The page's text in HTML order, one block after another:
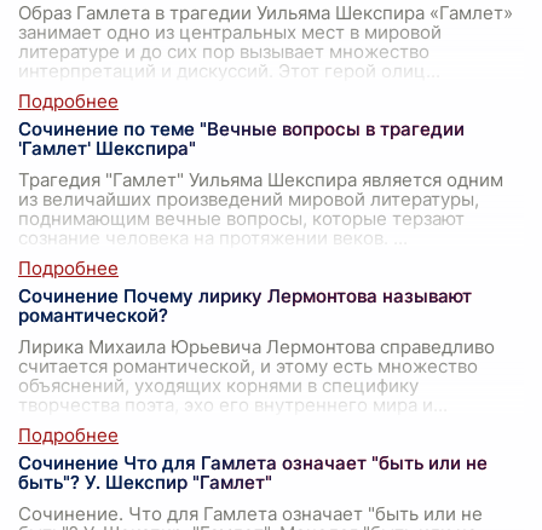
Образ Гамлета в трагедии Уильяма Шекспира «Гамлет»
занимает одно из центральных мест в мировой
литературе и до сих пор вызывает множество
интерпретаций и дискуссий. Этот герой олиц
Сочинение по теме "Вечные вопросы в трагедии
'Гамлет' Шекспира"
Трагедия "Гамлет" Уильяма Шекспира является одним
из величайших произведений мировой литературы,
поднимающим вечные вопросы, которые терзают
сознание человека на протяжении веков.
Сочинение Почему лирику Лермонтова называют
романтической?
Лирика Михаила Юрьевича Лермонтова справедливо
считается романтической, и этому есть множество
объяснений, уходящих корнями в специфику
творчества поэта, эхо его внутреннего мира и
Сочинение Что для Гамлета означает "быть или не
быть"? У. Шекспир "Гамлет"
Сочинение. Что для Гамлета означает "быть или не